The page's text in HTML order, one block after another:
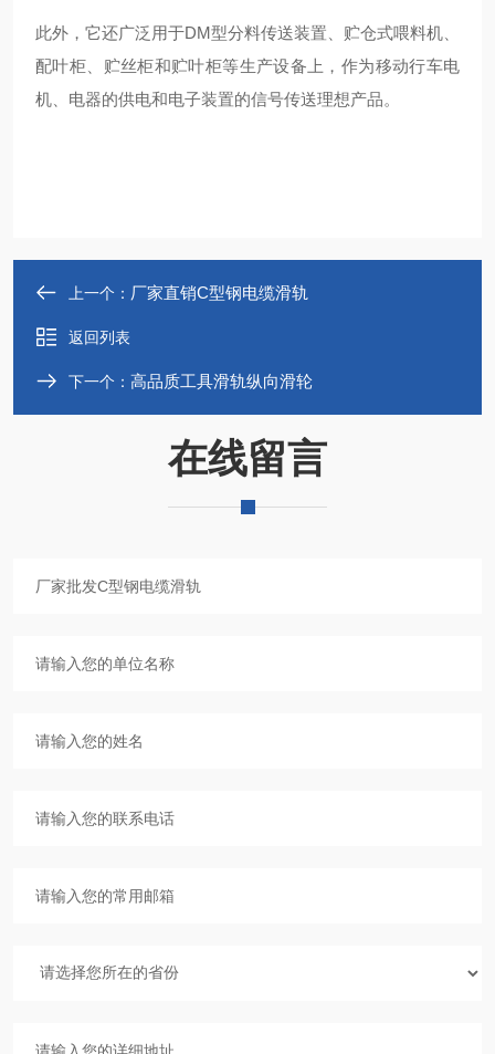
此外，它还广泛用于DM型分料传送装置、贮仓式喂料机、
配叶柜、贮丝柜和贮叶柜等生产设备上，作为移动行车电
机、电器的供电和电子装置的信号传送理想产品‌。
上一个： 厂家直销C型钢电缆滑轨
返回列表
下一个： 高品质工具滑轨纵向滑轮
在线留言